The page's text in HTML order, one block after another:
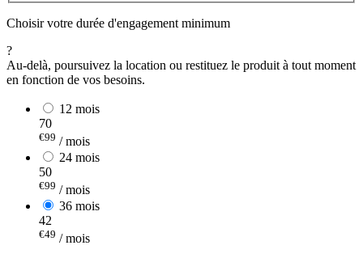
Choisir votre durée d'engagement minimum
?
Au-delà, poursuivez la location ou restituez le produit à tout moment
en fonction de vos besoins.
12 mois
70
€99 / mois
24 mois
50
€99 / mois
36 mois
42
€49 / mois